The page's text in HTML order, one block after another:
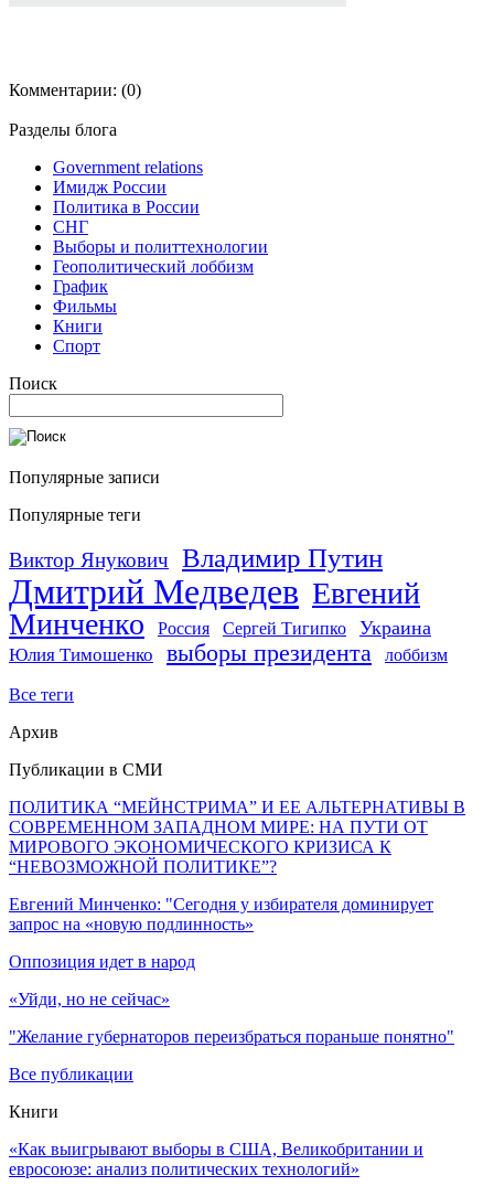
Комментарии: (0)
Разделы блога
Government relations
Имидж России
Политика в России
СНГ
Выборы и политтехнологии
Геополитический лоббизм
График
Фильмы
Книги
Спорт
Поиск
Популярные записи
Популярные теги
Виктор Янукович Владимир Путин
Дмитрий Медведев Евгений
Минченко
Россия Сергей Тигипко Украина
Юлия Тимошенко выборы президента лоббизм
Все теги
Архив
Публикации в СМИ
ПОЛИТИКА “МЕЙНСТРИМА” И ЕЕ АЛЬТЕРНАТИВЫ В
СОВРЕМЕННОМ ЗАПАДНОМ МИРЕ: НА ПУТИ ОТ
МИРОВОГО ЭКОНОМИЧЕСКОГО КРИЗИСА К
“НЕВОЗМОЖНОЙ ПОЛИТИКЕ”?
Евгений Минченко: "Сегодня у избирателя доминирует
запрос на «новую подлинность»
Оппозиция идет в народ
«Уйди, но не сейчас»
"Желание губернаторов переизбраться пораньше понятно"
Все публикации
Книги
«Как выигрывают выборы в США, Великобритании и
евросоюзе: анализ политических технологий»